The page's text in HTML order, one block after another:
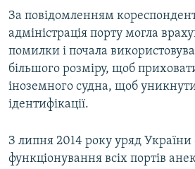
За повідомленням
адміністрація порту могла
помилки і почала
більшого розміру, щоб
іноземного судна, щоб
ідентифікації.
З липня 2014 року уряд
функціонування всіх портів